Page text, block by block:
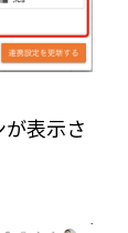
表示さ